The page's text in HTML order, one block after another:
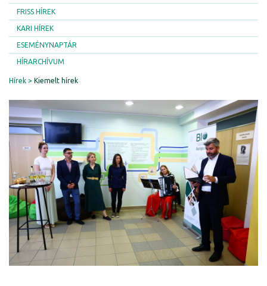
FRISS HÍREK
KARI HÍREK
ESEMÉNYNAPTÁR
HÍRARCHÍVUM
Hírek Kiemelt hírek